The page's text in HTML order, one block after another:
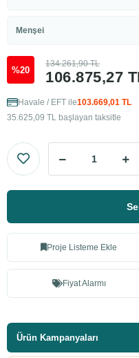
Menşei
%20 106.875,27
134.261,90 TL
Havale / EFT ile103.669,01 TL
35.625,09 TL başlayan taksitle
Proje Listeme Ekle
Fiyat Alarmı
Ürün Kampanyaları